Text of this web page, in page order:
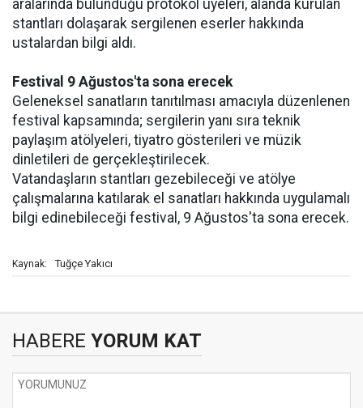
aralarında bulunduğu protokol üyeleri, alanda kurulan
stantları dolaşarak sergilenen eserler hakkında
ustalardan bilgi aldı.
Festival 9 Ağustos'ta sona erecek
Geleneksel sanatların tanıtılması amacıyla düzenlenen
festival kapsamında; sergilerin yanı sıra teknik
paylaşım atölyeleri, tiyatro gösterileri ve müzik
dinletileri de gerçekleştirilecek.
Vatandaşların stantları gezebileceği ve atölye
çalışmalarına katılarak el sanatları hakkında uygulamalı
bilgi edinebileceği festival, 9 Ağustos'ta sona erecek.
Kaynak: Tuğçe Yakıcı
HABERE YORUM KAT